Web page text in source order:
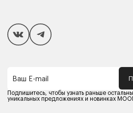
Покупателям
Способы оплаты
Компания MOON
Оферта
Политика конфиденциальности
Ваш E-mail
Подпишитесь, чтобы узнать раньше
уникальных предложениях и новинках